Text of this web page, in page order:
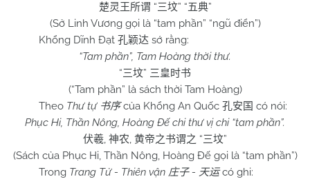
楚灵王所谓 “三坟” “五典”
(Sở Linh Vương gọi là “tam phần” “ngũ điển”)
Khổng Dĩnh Đạt 孔颖达 sớ rằng:
“Tam phần”, Tam Hoàng thời thư.
“三坟” 三皇时书
(“Tam phần” là sách thời Tam Hoàng)
Theo Thư tự 书序của Khổng An Quốc 孔安国 có nói:
Phục Hi, Thần Nông, Hoàng Đế chi thư vị chi “tam phần”.
伏羲, 神农, 黄帝之书谓之 “三坟”
(Sách của Phục Hi, Thần Nông, Hoàng Đế gọi là “tam phần”)
Trong Trang Tử - Thiên vận 庄子- 天运có ghi: